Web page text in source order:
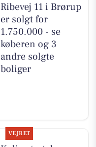
Ribevej 11 i Brørup
er solgt for
1.750.000 - se
køberen og 3
andre solgte
boliger
VEJRET